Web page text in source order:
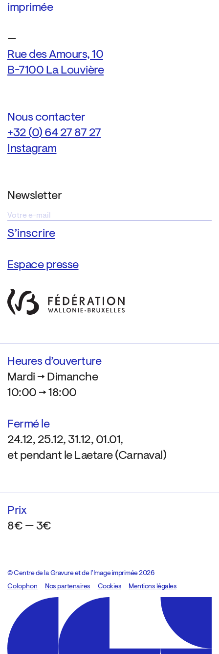
imprimée
—
Rue des Amours, 10
B-7100 La Louvière
Nous contacter
+32 (0) 64 27 87 27
Instagram
Newsletter
Espace presse
Heures d’ouverture
Mardi → Dimanche
10:00 → 18:00
Fermé le
24.12, 25.12, 31.12, 01.01,
et pendant le Laetare (Carnaval)
Prix
8€ — 3€
© Centre de la Gravure et de l’Image imprimée 2026
Colophon
Design:Marcel Kaczmarek, code:8080.studio
Nos partenaires Cookies Mentions légales